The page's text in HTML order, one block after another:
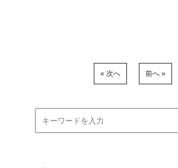
« 次へ 前へ »